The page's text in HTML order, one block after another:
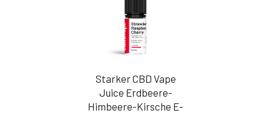
Starker CBD Vape
Juice Erdbeere-
Himbeere-Kirsche E-